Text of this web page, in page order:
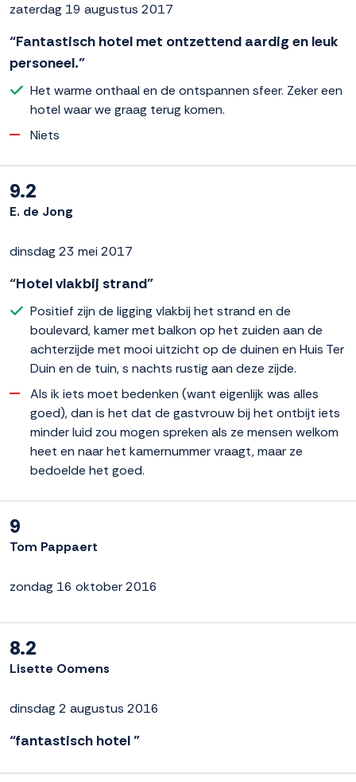
zaterdag 19 augustus 2017
“Fantastisch hotel met ontzettend aardig en leuk
personeel.”
Het warme onthaal en de ontspannen sfeer. Zeker een
hotel waar we graag terug komen.
Niets
9.2
E. de Jong
dinsdag 23 mei 2017
“Hotel vlakbij strand”
Positief zijn de ligging vlakbij het strand en de
boulevard, kamer met balkon op het zuiden aan de
achterzijde met mooi uitzicht op de duinen en Huis Ter
Duin en de tuin, s nachts rustig aan deze zijde.
Als ik iets moet bedenken (want eigenlijk was alles
goed), dan is het dat de gastvrouw bij het ontbijt iets
minder luid zou mogen spreken als ze mensen welkom
heet en naar het kamernummer vraagt, maar ze
bedoelde het goed.
9
Tom Pappaert
zondag 16 oktober 2016
8.2
Lisette Oomens
dinsdag 2 augustus 2016
“fantastisch hotel ”